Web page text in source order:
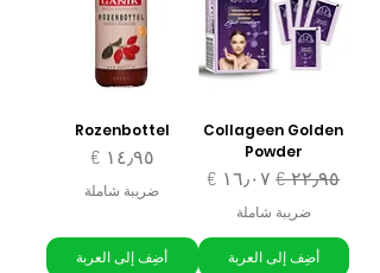
Collageen Golden
Powder
سعر عادي‏٢٢٫٩٥ € سعر البيع
ضريبة شاملة
أضِف إلى العربة
Rozenbottel
السعر
ضريبة شاملة
أضِف إلى العربة